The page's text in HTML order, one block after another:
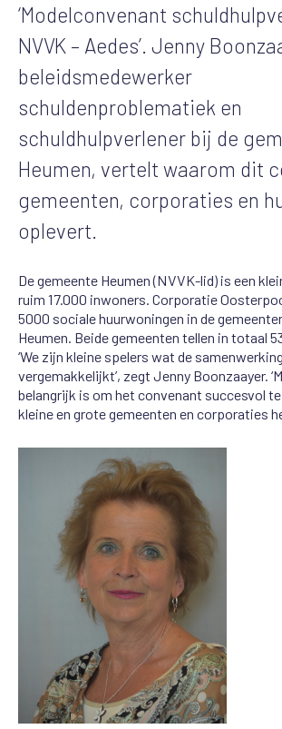
‘Modelconvenant
NVVK – Aedes’. Jenny
beleidsmedewerker
schuldenproblematiek en
schuldhulpverlener bij de
Heumen, vertelt waarom dit
gemeenten, corporaties en
oplevert.
De gemeente Heumen (NVVK-lid) is een
ruim 17.000 inwoners. Corporatie
5000 sociale huurwoningen in de
Heumen. Beide gemeenten tellen in totaal
‘We zijn kleine spelers wat de samenwerking
vergemakkelijkt’, zegt Jenny Boonzaayer.
belangrijk is om het convenant succesvol
kleine en grote gemeenten en corporaties